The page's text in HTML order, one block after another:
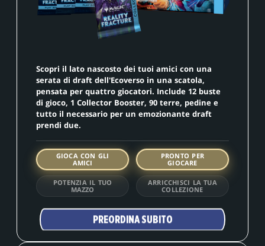
Scopri il lato nascosto dei tuoi amici con una
serata di draft dell'Ecoverso in una scatola,
pensata per quattro giocatori. Include 12 buste
di gioco, 1 Collector Booster, 90 terre, pedine e
tutto il necessario per un emozionante draft
prendi due.
GIOCA CON GLI
AMICI
PRONTO PER
GIOCARE
POTENZIA IL TUO
MAZZO
ARRICCHISCI LA TUA
COLLEZIONE
PREORDINA SUBITO